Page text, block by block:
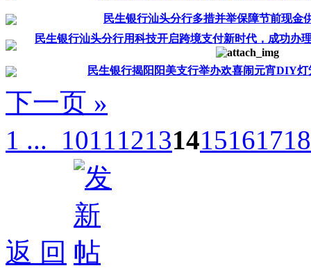
民生银行汕头分行多措并举保障节前现金
民生银行汕头分行用科技开启跨境支付新时代，成功办
民生银行揭阳阳美支行举办欢喜闹元宵DIY灯
下一页 »
1 ... 101112131415161718
返 回